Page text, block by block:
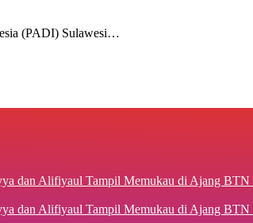
(PADI) Sulawesi…
dan Alifiyaul Tampil Memukau di Ajang BTN